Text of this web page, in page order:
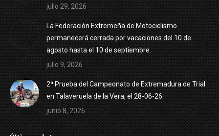
julio 29, 2026
La Federación Extremeña de Motociclismo
permanecerá cerrada por vacaciones del 10 de
agosto hasta el 10 de septiembre.
julio 9, 2026
2ª Prueba del Campeonato de Extremadura de Trial
en Talaveruela de la Vera, el 28-06-26.
junio 8, 2026